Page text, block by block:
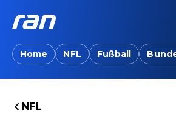
Home NFL Fußball
NFL